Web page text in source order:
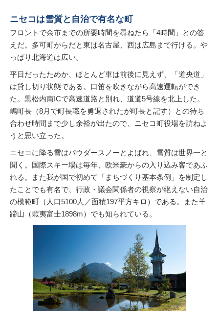
ニセコは雪質と自治で有名な町
フロントで余市までの所要時間を尋ねたら「4時間」との答
えだ。多可町からだと東は名古屋、西は広島まで行ける。や
っぱり北海道は広い。
平日だったためか、ほとんど車は前後に見えず、「道央道」
は貸し切り状態である。口笛を吹きながら高速運転ができ
た。黒松内南ICで高速道路と別れ、道道5号線を北上した。
嶋町長（8月で町長職を勇退されたが町長と記す）との待ち
合わせ時間まで少し余裕が出たので、ニセコ町役場を訪ねよ
うと思い立った。
ニセコに降る雪はパウダースノーとよばれ、雪質は世界一と
聞く。国際スキー場は毎年、欧米豪からの入り込み客であふ
れる。また我が国で初めて「まちづくり基本条例」を制定し
たことでも有名で、行政・議会関係者の視察が絶えない自治
の模範町（人口5100人／面積197平方キロ）である。また羊
蹄山（蝦夷富士1898m）でも知られている。